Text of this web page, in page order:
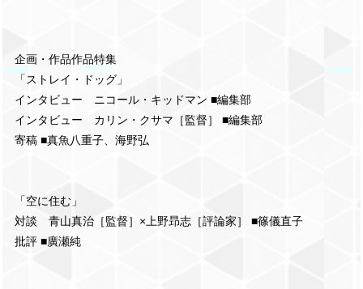
企画・作品作品特集
「ストレイ・ドッグ」
インタビュー ニコール・キッドマン ■編集部
インタビュー カリン・クサマ［監督］ ■編集部
寄稿 ■真魚八重子、海野弘
「空に住む」
対談 青山真治［監督］×上野昻志［評論家］ ■篠儀直子
批評 ■廣瀬純